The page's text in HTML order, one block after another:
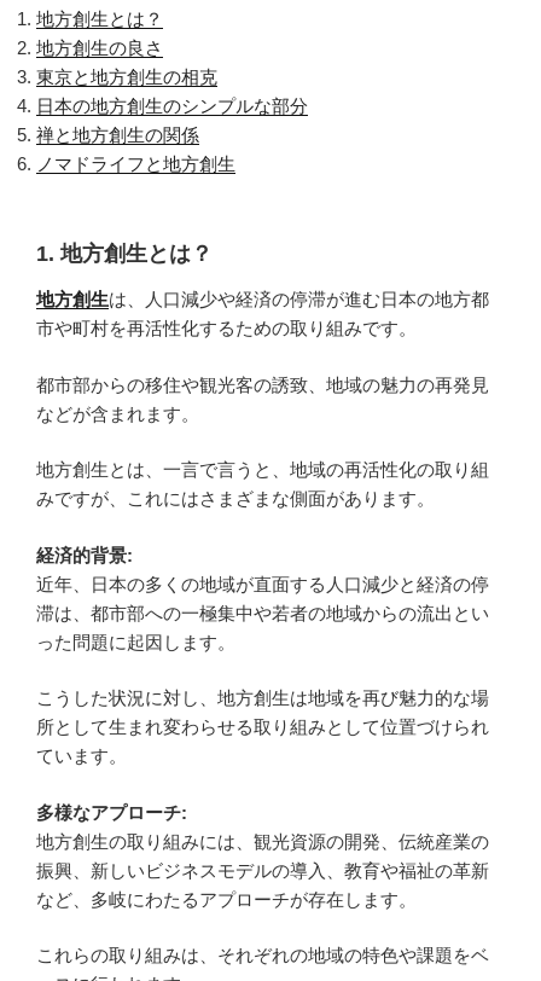
地方創生とは？
地方創生の良さ
東京と地方創生の相克
日本の地方創生のシンプルな部分
禅と地方創生の関係
ノマドライフと地方創生
1. 地方創生とは？
地方創生は、人口減少や経済の停滞が進む日本の地方都
市や町村を再活性化するための取り組みです。
都市部からの移住や観光客の誘致、地域の魅力の再発見
などが含まれます。
地方創生とは、一言で言うと、地域の再活性化の取り組
みですが、これにはさまざまな側面があります。
経済的背景:
近年、日本の多くの地域が直面する人口減少と経済の停
滞は、都市部への一極集中や若者の地域からの流出とい
った問題に起因します。
こうした状況に対し、地方創生は地域を再び魅力的な場
所として生まれ変わらせる取り組みとして位置づけられ
ています。
多様なアプローチ:
地方創生の取り組みには、観光資源の開発、伝統産業の
振興、新しいビジネスモデルの導入、教育や福祉の革新
など、多岐にわたるアプローチが存在します。
これらの取り組みは、それぞれの地域の特色や課題をベ